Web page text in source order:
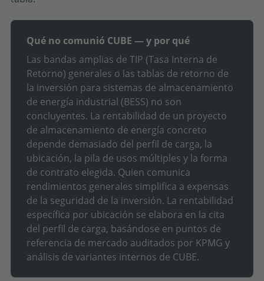
Qué no comunió CUBE — y por qué
Las bandas amplias de TIP (Tasa Interna de
Retorno) generales o las tablas de retorno de
la inversión para sistemas de almacenamiento
de energía industrial (BESS) no son
concluyentes. La rentabilidad de un proyecto
de almacenamiento de energía concreto
depende demasiado del perfil de carga, la
ubicación, la pila de usos múltiples y la forma
de contrato elegida. Quien comunica
rendimientos generales simplifica a expensas
de la seguridad de la inversión. La rentabilidad
específica por ubicación se elabora en la cita
del perfil de carga, basándose en puntos de
referencia de mercado auditados por KPMG y
análisis de variantes internos de CUBE.